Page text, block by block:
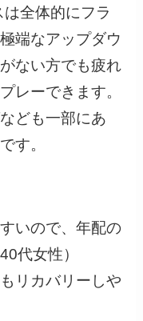
全体的にフラ
端なアップダウ
ない方でも疲れ
レーできます。
ども一部にあ
す。
いので、年配の
代女性）
リカバリーしや